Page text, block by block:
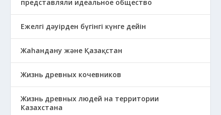
представляли идеальное общество
Ежелгі дәуірден бүгінгі күнге дейін
Жаһандану және Қазақстан
Жизнь древных кочевников
Жизнь древных людей на территории
Казахстана